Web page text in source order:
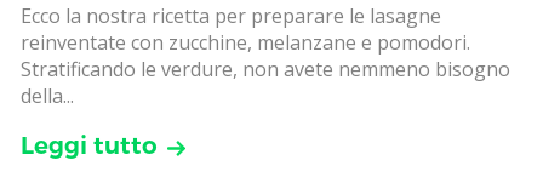
Ecco la nostra ricetta per preparare le lasagne
reinventate con zucchine, melanzane e pomodori.
Stratificando le verdure, non avete nemmeno bisogno
della...
Leggi tutto